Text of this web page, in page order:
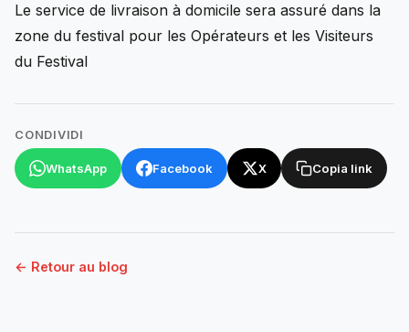
Le service de livraison à domicile sera assuré dans la
zone du festival pour les Opérateurs et les Visiteurs
du Festival
CONDIVIDI
WhatsApp Facebook X Copia link
← Retour au blog